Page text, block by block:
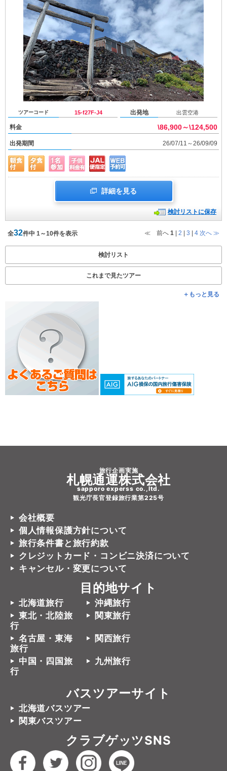
ツアーコード 15-f27F-J4 出発地 出雲空港
料金 \86,900～\124,500
出発期間 26/07/11～26/09/09
詳細を見る
検討リストに保存
全32件中 1～10件を表示 ≪ 前へ 1 2 3 4 次へ ≫
検討リスト
これまで見たツアー
＋もっと見る
旅行企画実施
札幌通運株式会社
sapporo experss co.,ltd.
観光庁長官登録旅行業第225号
会社概要
個人情報保護方針について
旅行条件書と旅行約款
クレジットカード・コンビニ決済について
キャンセル・変更について
目的地サイト
北海道旅行
沖縄旅行
東北・北陸旅
行
関東旅行
名古屋・東海
旅行
関西旅行
中国・四国旅
行
九州旅行
バスツアーサイト
北海道バスツアー
関東バスツアー
クラブゲッツSNS